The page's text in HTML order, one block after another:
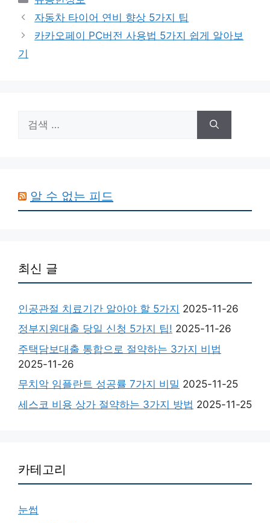
테
고
리
자동차 타이어 연비 향상 5가지 팁
카카오페이 PC버전 사용법 5가지 쉽게 알아보
기
색:
알 수 없는 피드
최신 글
인공관절 치료기간 알아야 할 5가지 2025-11-26
정부지원대출 당일 신청 5가지 팁! 2025-11-26
주택담보대출 통합으로 절약하는 3가지 비법
2025-11-26
무치악 임플란트 성공률 7가지 비밀 2025-11-25
세스코 비용 상가 절약하는 3가지 방법 2025-11-25
카테고리
눈썹